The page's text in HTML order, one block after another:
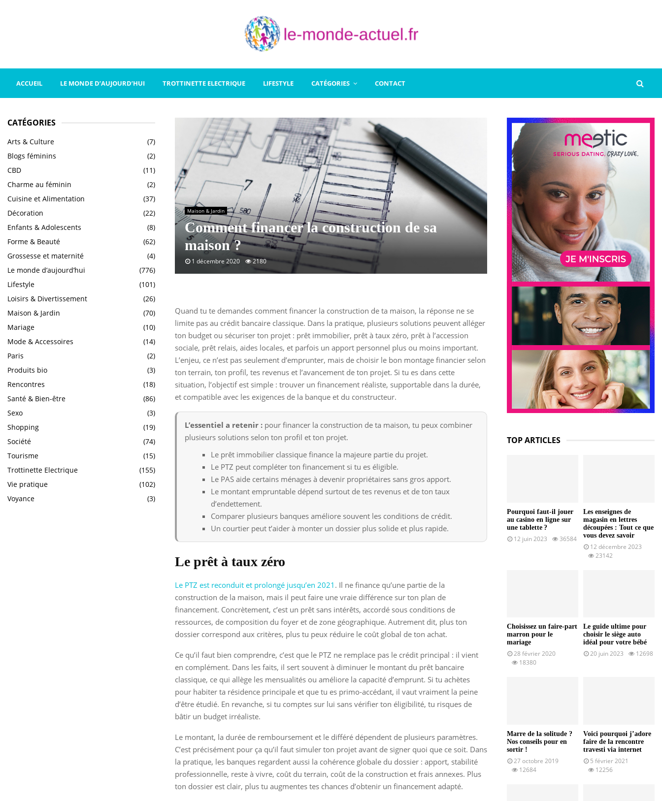
ACCUEIL LE MONDE D’AUJOURD’HUI TROTTINETTE ELECTRIQUE LIFESTYLE CATÉGORIES CONTACT
Maison & Jardin
Comment financer la construction de sa
maison ?
1 décembre 2020 2180
Quand tu te demandes comment financer la construction de ta maison, la réponse ne se
limite pas au crédit bancaire classique. Dans la pratique, plusieurs solutions peuvent alléger
ton budget ou sécuriser ton projet : prêt immobilier, prêt à taux zéro, prêt à l’accession
sociale, prêt relais, aides locales, et parfois un apport personnel plus ou moins important.
L’enjeu, ce n’est pas seulement d’emprunter, mais de choisir le bon montage financier selon
ton terrain, ton profil, tes revenus et l’avancement de ton projet. Si tu es dans cette
situation, l’objectif est simple : trouver un financement réaliste, supportable dans la durée,
et compatible avec les exigences de la banque et du constructeur.
L’essentiel a retenir : pour financer la construction de ta maison, tu peux combiner
plusieurs solutions selon ton profil et ton projet.
Le prêt immobilier classique finance la majeure partie du projet.
Le PTZ peut compléter ton financement si tu es éligible.
Le PAS aide certains ménages à devenir propriétaires sans gros apport.
Le montant empruntable dépend surtout de tes revenus et de ton taux
d’endettement.
Comparer plusieurs banques améliore souvent les conditions de crédit.
Un courtier peut t’aider à monter un dossier plus solide et plus rapide.
Le prêt à taux zéro
Le PTZ est reconduit et prolongé jusqu’en 2021 . Il ne finance qu’une partie de la
construction de la maison, mais il peut faire une vraie différence sur ton plan de
financement. Concrètement, c’est un prêt sans intérêts, accordé sous conditions de
ressources, de composition du foyer et de zone géographique. Autrement dit, plus ton
dossier correspond aux critères, plus tu peux réduire le coût global de ton achat.
Ce qu’il faut bien comprendre, c’est que le PTZ ne remplace pas le crédit principal : il vient
en complément. Dans les faits, il sert souvent à diminuer le montant du prêt bancaire
classique, ce qui allège les mensualités ou améliore la capacité d’emprunt. Si tu achètes
pour habiter ta résidence principale et que tu es primo-accédant, il vaut vraiment la peine
d’être étudié. En revanche, si tu comptes sur lui sans vérifier ton éligibilité, tu risques de
bâtir un budget irréaliste.
Le montant, la durée de remboursement et le différé dépendent de plusieurs paramètres.
C’est précisément pour ça qu’il faut simuler ton projet avant de signer quoi que ce soit. Dans
la pratique, les banques regardent aussi la cohérence globale du dossier : apport, stabilité
professionnelle, reste à vivre, coût du terrain, coût de la construction et frais annexes. Plus
ton dossier est clair, plus tu augmentes tes chances d’obtenir un financement adapté.
CATÉGORIES
Arts & Culture
(7)
Blogs féminins
(2)
CBD
(11)
Charme au féminin
(2)
Cuisine et Alimentation
(37)
Décoration
(22)
Enfants & Adolescents
(8)
Forme & Beauté
(62)
Grossesse et maternité
(4)
Le monde d’aujourd’hui
(776)
Lifestyle
(101)
Loisirs & Divertissement
(26)
Maison & Jardin
(70)
Mariage
(10)
Mode & Accessoires
(14)
Paris
(2)
Produits bio
(3)
Rencontres
(18)
Santé & Bien-être
(86)
Sexo
(3)
Shopping
(19)
Société
(74)
Tourisme
(15)
Trottinette Electrique
(155)
Vie pratique
(102)
Voyance
(3)
TOP ARTICLES
Pourquoi faut-il jouer
au casino en ligne sur
une tablette ?
12 juin 2023 36584
Les enseignes de
magasin en lettres
découpées : Tout ce que
vous devez savoir
12 décembre 2023
23142
Choisissez un faire-part
marron pour le
mariage
28 février 2020
18380
Le guide ultime pour
choisir le siège auto
idéal pour votre bébé
20 juin 2023 12698
Marre de la solitude ?
Nos conseils pour en
sortir !
27 octobre 2019
12684
Voici pourquoi j’adore
faire de la rencontre
travesti via internet
5 février 2021
12256